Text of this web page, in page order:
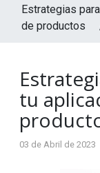
Estrategias
de productos
tu
03 de Abril de 2023